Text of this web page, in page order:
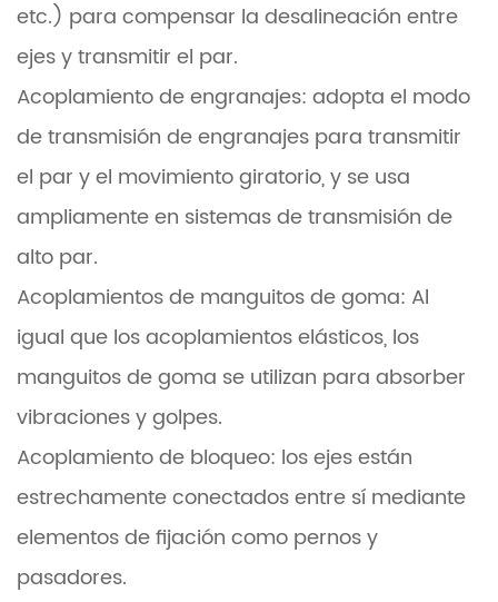
etc.) para compensar la desalineación entre
ejes y transmitir el par.
Acoplamiento de engranajes: adopta el modo
de transmisión de engranajes para transmitir
el par y el movimiento giratorio, y se usa
ampliamente en sistemas de transmisión de
alto par.
Acoplamientos de manguitos de goma: Al
igual que los acoplamientos elásticos, los
manguitos de goma se utilizan para absorber
vibraciones y golpes.
Acoplamiento de bloqueo: los ejes están
estrechamente conectados entre sí mediante
elementos de fijación como pernos y
pasadores.